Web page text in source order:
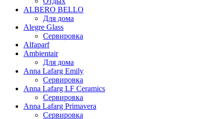
ALBERO BELLO
Для дома
Alegre Glass
Сервировка
Alfaparf
Ambientair
Для дома
Anna Lafarg Emily
Сервировка
Anna Lafarg LF Ceramics
Сервировка
Anna Lafarg Primavera
Сервировка